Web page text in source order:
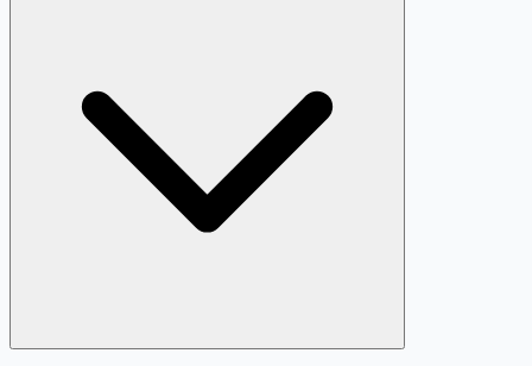
nhà cung cấp mạng). 3) Thêm 0858695265 vào danh sách
liên hệ không mong muốn. Chặn sẽ ngăn không cho tin
nhắn từ số này gửi đến bạn trong tương lai.